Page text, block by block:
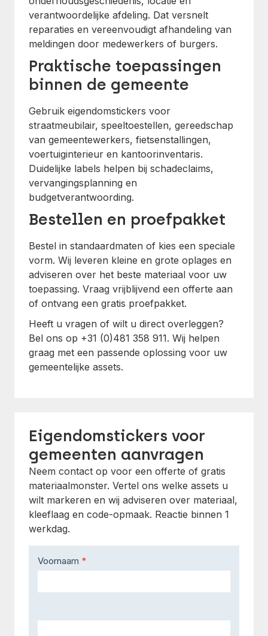
verantwoordelijke afdeling. Dat versnelt
reparaties en vereenvoudigt afhandeling van
meldingen door medewerkers of burgers.
Praktische toepassingen
binnen de gemeente
Gebruik eigendomstickers voor
straatmeubilair, speeltoestellen, gereedschap
van gemeentewerkers, fietsenstallingen,
voertuiginterieur en kantoorinventaris.
Duidelijke labels helpen bij schadeclaims,
vervangingsplanning en
budgetverantwoording.
Bestellen en proefpakket
Bestel in standaardmaten of kies een speciale
vorm. Wij leveren kleine en grote oplages en
adviseren over het beste materiaal voor uw
toepassing. Vraag vrijblijvend een offerte aan
of ontvang een gratis proefpakket.
Heeft u vragen of wilt u direct overleggen?
Bel ons op +31 (0)481 358 911. Wij helpen
graag met een passende oplossing voor uw
gemeentelijke assets.
Eigendomstickers voor
gemeenten aanvragen
Neem contact op voor een offerte of gratis
materiaalmonster. Vertel ons welke assets u
wilt markeren en wij adviseren over materiaal,
kleeflaag en code-opmaak. Reactie binnen 1
werkdag.
Contact
Us
Voornaam *